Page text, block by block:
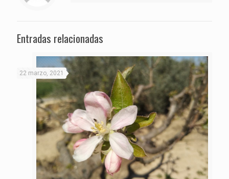
Entradas relacionadas
22 marzo, 2021